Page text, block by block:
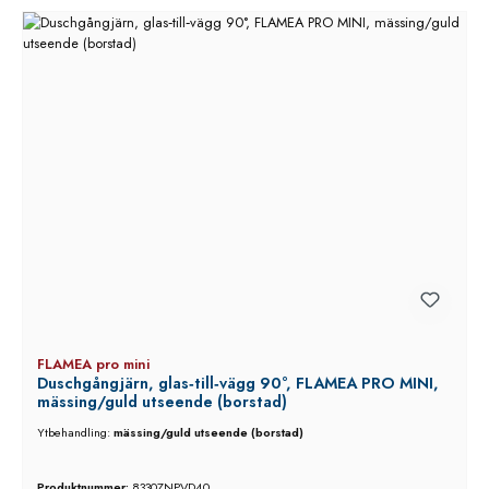
FLAMEA pro mini
Duschgångjärn, glas‑till‑vägg 90°, FLAMEA PRO MINI,
mässing/guld utseende (borstad)
Ytbehandling:mässing/guld utseende (borstad)